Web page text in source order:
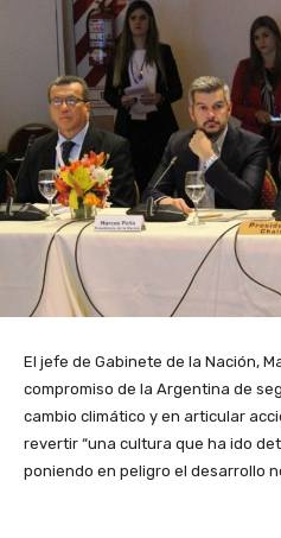
El jefe de Gabinete de la Nación,
compromiso de la Argentina de
cambio climático y en articular
revertir “una cultura que ha ido
poniendo en peligro el desarrollo